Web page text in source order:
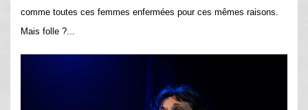
comme toutes ces femmes enfermées pour ces mêmes raisons.
Mais folle ?...